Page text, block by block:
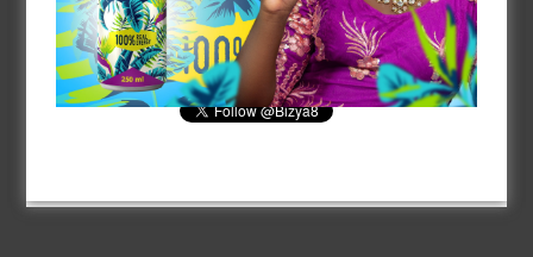
[mailpoet_form id= »3″]